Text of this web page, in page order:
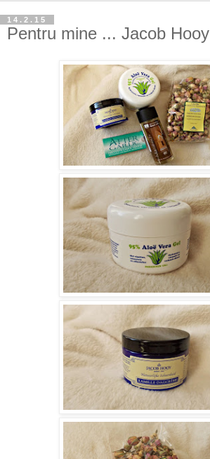
14.2.15
Pentru mine ... Jacob Hooy